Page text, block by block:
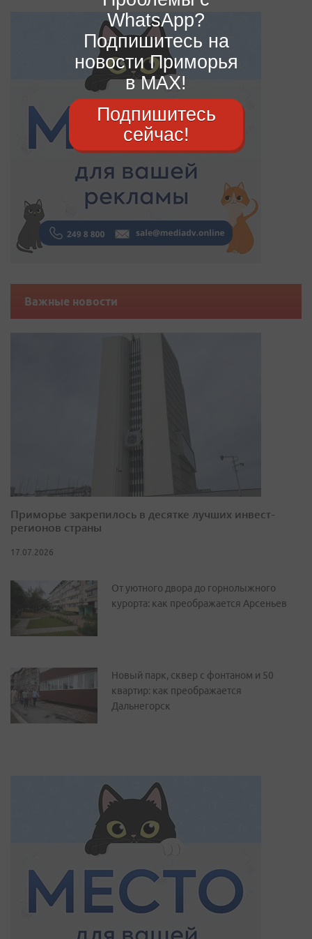
Важные новости
Приморье закрепилось в десятке лучших инвест-
регионов страны
17.07.2026
От уютного двора до горнолыжного
курорта: как преображается Арсеньев
Новый парк, сквер с фонтаном и 50
квартир: как преображается
Дальнегорск
WhatsApp?
Подпишитесь на
новости Приморья
в MAX!
Подпишитесь
сейчас!